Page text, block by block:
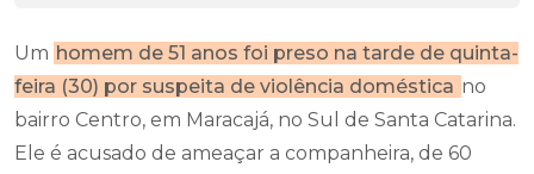
Um homem de 51 anos foi preso na tarde de quinta-
feira (30) por suspeita de violência doméstica no
bairro Centro, em Maracajá, no Sul de Santa Catarina.
Ele é acusado de ameaçar a companheira, de 60